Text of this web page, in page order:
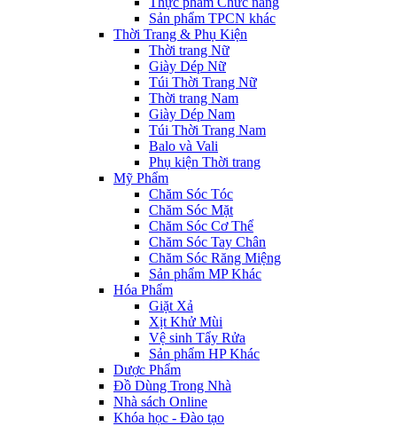
Sản phẩm TPCN khác
Thời Trang & Phụ Kiện
Thời trang Nữ
Giày Dép Nữ
Túi Thời Trang Nữ
Thời trang Nam
Giày Dép Nam
Túi Thời Trang Nam
Balo và Vali
Phụ kiện Thời trang
Mỹ Phẩm
Chăm Sóc Tóc
Chăm Sóc Mặt
Chăm Sóc Cơ Thể
Chăm Sóc Tay Chân
Chăm Sóc Răng Miệng
Sản phẩm MP Khác
Hóa Phẩm
Giặt Xả
Xịt Khử Mùi
Vệ sinh Tẩy Rửa
Sản phẩm HP Khác
Dược Phẩm
Đồ Dùng Trong Nhà
Nhà sách Online
Khóa học - Đào tạo